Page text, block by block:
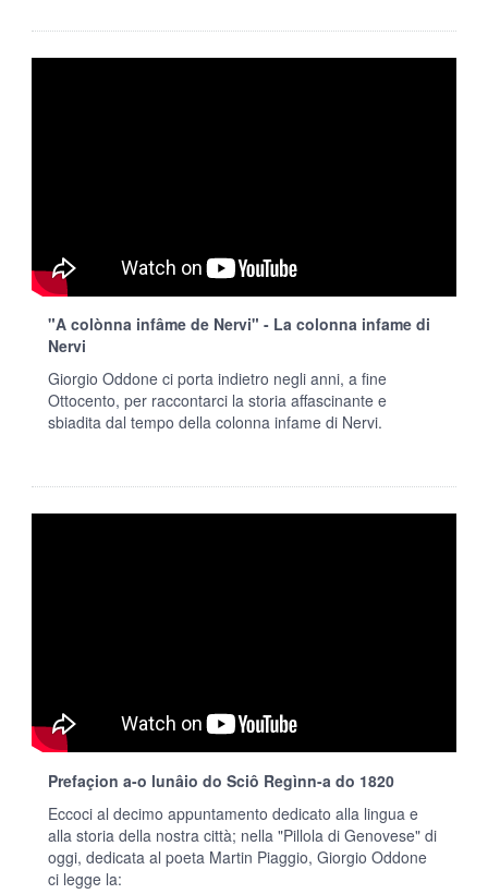
"A colònna infâme de Nervi" - La colonna infame di
Nervi
Giorgio Oddone ci porta indietro negli anni, a fine
Ottocento, per raccontarci la storia affascinante e
sbiadita dal tempo della colonna infame di Nervi.
Prefaçion a-o lunâio do Sciô Regìnn-a do 1820
Eccoci al decimo appuntamento dedicato alla lingua e
alla storia della nostra città; nella "Pillola di Genovese" di
oggi, dedicata al poeta Martin Piaggio, Giorgio Oddone
ci legge la: